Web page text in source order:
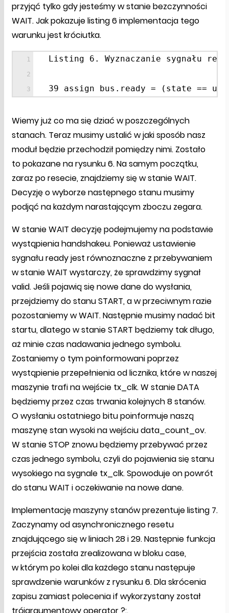
przyjąć tylko gdy jesteśmy w stanie bezczynności
WAIT. Jak pokazuje listing 6 implementacja tego
warunku jest króciutka.
Listing 6. Wyznaczanie sygnału
39 assign bus.ready = (state ==
Wiemy już co ma się dziać w poszczególnych
stanach. Teraz musimy ustalić w jaki sposób nasz
moduł będzie przechodził pomiędzy nimi. Zostało
to pokazane na rysunku 6. Na samym początku,
zaraz po resecie, znajdziemy się w stanie WAIT.
Decyzję o wyborze następnego stanu musimy
podjąć na każdym narastającym zboczu zegara.
W stanie WAIT decyzję podejmujemy na podstawie
wystąpienia handshakeu. Ponieważ ustawienie
sygnału ready jest równoznaczne z przebywaniem
w stanie WAIT wystarczy, że sprawdzimy sygnał
valid. Jeśli pojawią się nowe dane do wysłania,
przejdziemy do stanu START, a w przeciwnym razie
pozostaniemy w WAIT. Następnie musimy nadać bit
startu, dlatego w stanie START będziemy tak długo,
aż minie czas nadawania jednego symbolu.
Zostaniemy o tym poinformowani poprzez
wystąpienie przepełnienia od licznika, które w naszej
maszynie trafi na wejście tx_clk. W stanie DATA
będziemy przez czas trwania kolejnych 8 stanów.
O wysłaniu ostatniego bitu poinformuje naszą
maszynę stan wysoki na wejściu data_count_ov.
W stanie STOP znowu będziemy przebywać przez
czas jednego symbolu, czyli do pojawienia się stanu
wysokiego na sygnale tx_clk. Spowoduje on powrót
do stanu WAIT i oczekiwanie na nowe dane.
Implementację maszyny stanów prezentuje listing 7.
Zaczynamy od asynchronicznego resetu
znajdującego się w liniach 28 i 29. Następnie funkcja
przejścia została zrealizowana w bloku case,
w którym po kolei dla każdego stanu następuje
sprawdzenie warunków z rysunku 6. Dla skrócenia
zapisu zamiast polecenia if wykorzystany został